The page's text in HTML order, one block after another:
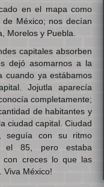
en el mapa como
México; nos decían
Morelos y Puebla.
capitales absorben
dejó asomarnos a la
cuando ya estábamos
Jojutla aparecía
completamente;
de habitantes y
ciudad capital. Ciudad
seguía con su ritmo
el 85, pero estaba
con creces lo que las
Viva México!